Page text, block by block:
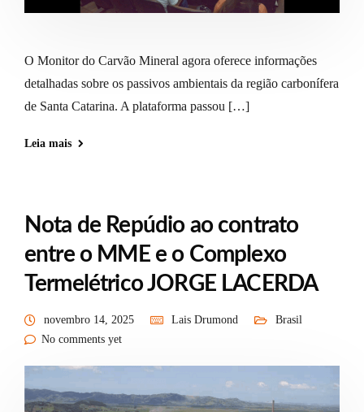
O Monitor do Carvão Mineral agora oferece informações
detalhadas sobre os passivos ambientais da região carbonífera
de Santa Catarina. A plataforma passou […]
Leia mais
Nota de Repúdio ao contrato
entre o MME e o Complexo
Termelétrico JORGE LACERDA
novembro 14, 2025 Lais Drumond
Brasil
No comments yet